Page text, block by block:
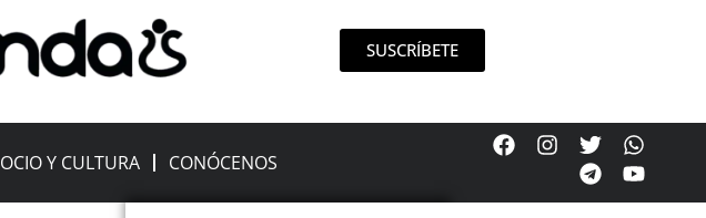
SUSCRÍBETE
OCIO Y CULTURA CONÓCENOS